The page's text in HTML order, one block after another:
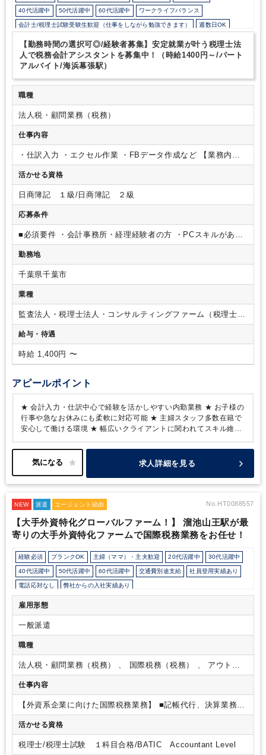
し、プロフェッショナル集団のネットワークを構築しており、あら
ゆる経営課題にも対応することができます。
40代活躍中 50代活躍中 60代活躍中 ワークライフバランス
会計士/税理士試験受験生歓迎（仕事をしながら勉強できます） 週数日OK
週4日勤務 時短勤務の相談OK 勤務開始時間の相談OK
勤務終了時間の相談OK 朝遅め 定時早め フルタイム
1日7時間未満勤務OK 残業なし
少人数の職場（所属部門の人数3人以下） 土日祝休み 完全週休2日制
EXCELのスキルが活かせる
【勤務時間の選択可◎/経験者募集】安定就業が叶う税理士法
人で税務会計アシスタントを募集中！（時給1400円～/パート
アルバイト/海浜幕張駅）
職種
法人税・顧問業務（税務）
仕事内容
・仕訳入力 ・エクセル作業 ・FBデータ作成など
【業務内
容】雇入れ直後：税務会計業務全般変更の範囲：業務範囲の
限定はない
活かせる資格
日商簿記 １級/日商簿記 ２級
応募条件
■必須要件 ・会計事務所・経理経験者の方 ・PCスキルがある
方
勤務地
千葉県千葉市
業種
監査法人・税理士法人・コンサルティングファーム（税理士法
人）
給与・待遇
時給 1,400円 〜
アピールポイント
★ 会計入力・仕訳中心で経験を活かしやすい内勤業務 ★ お子様の
行事や急なお休みにも柔軟に対応可能 ★ 主婦スタッフ多数在籍で
安心して働ける環境 ★ 幅広いクライアントに関われてスキル維持
求人詳細を見る
NEW 派遣 エージェント経由 No.HT0088557
【大手外資特化グローバルファーム！】 溜池山王駅が最
寄りの大手外資特化ファームで国際税務業務をお任せ！
経験必須 ブランクOK 主婦（ママ）・主夫歓迎 20代活躍中 30代活躍中
40代活躍中 50代活躍中 60代活躍中 交通費別途支給 社員登用実績あり
電話応対なし 弊社からの入社実績あり
フルタイム 駅から徒歩5分以内 駅直結 業界大手企業 外資系企業
ベンチャー企業
休憩室あり
外国人がいるグローバルなオフィス 派遣スタッフ活躍中 経理主担当
ルーティンワークがメイン 社内システム等のOJT 業務手順等のOJT
業界知識・専門用語等のOJT
雇用形態
一般派遣
職種
法人税・顧問業務（税務） 、 国際税務（税務） 、 アウトソ
ーシング・記帳代行
仕事内容
【外資系企業に向けた国際税務業務】 ■記帳代行、決算業務
税務申告書作成または作成補助■レポーティング■ストックオ
プションの調整
随する業務等
活かせる資格
税理士/税理士試験 １科目合格/BATIC Accountant Level